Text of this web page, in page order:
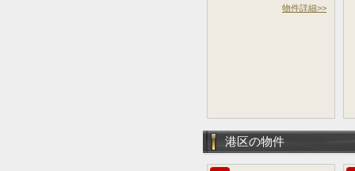
物件詳細>>
港区の物件